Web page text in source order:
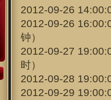
2012-09-26
2012-09-26
钟）
2012-09-27
时）
2012-09-28
2012-09-29